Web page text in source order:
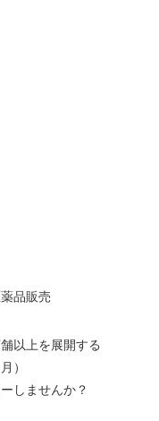
品販売
以上を展開する
）
しませんか？